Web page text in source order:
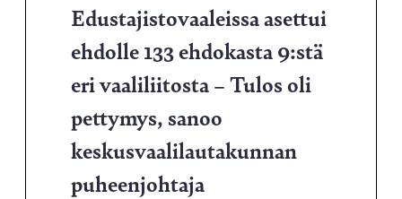
Edustajistovaaleissa asettui
ehdolle 133 ehdokasta 9:stä
eri vaaliliitosta – Tulos oli
pettymys, sanoo
keskusvaalilautakunnan
puheenjohtaja